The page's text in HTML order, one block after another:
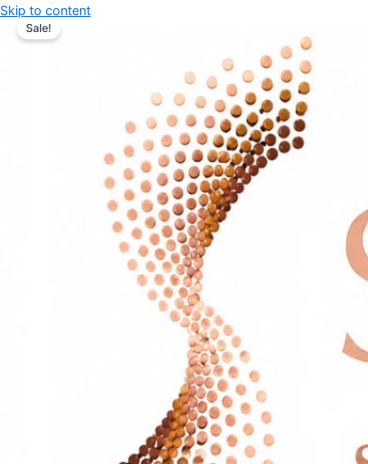
Skip to content
Sale!